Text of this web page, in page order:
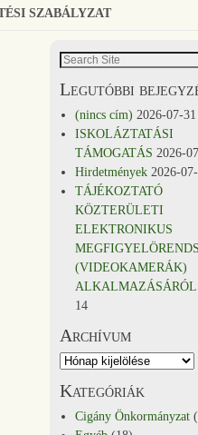
SZABÁLYZAT
Legutóbbi
(nincs cím) 2026-07-31
ISKOLÁZTATÁSI
TÁMOGATÁS 2026-
Hirdetmények 2026-
TÁJÉKOZTATÓ
KÖZTERÜLETI
ELEKTRONIKUS
(VIDEOKAMERÁK)
ALKALMAZÁSÁRÓL
14
Archívum
Kategóriák
Cigány Önkormányzat